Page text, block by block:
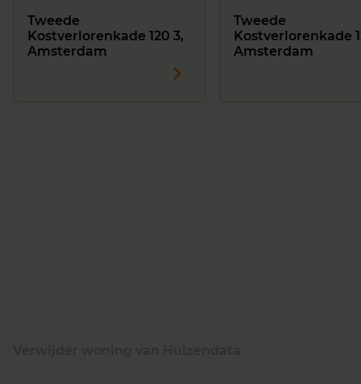
Tweede
Kostverlorenkade 120 3,
Amsterdam
Tweede
Kostverlorenkade
Amsterdam